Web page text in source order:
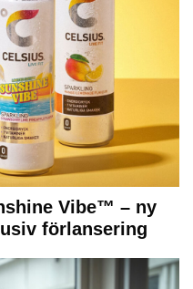
Vibe™ – ny
förlansering